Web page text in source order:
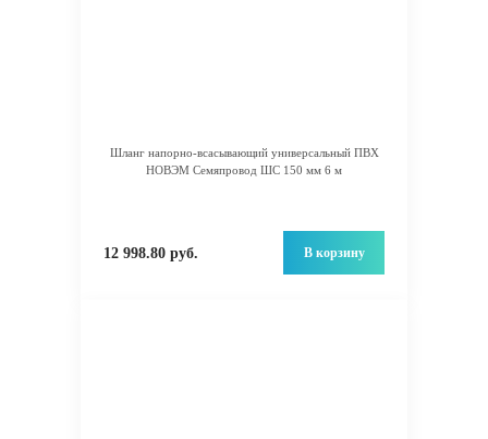
Шланг напорно-всасывающий универсальный ПВХ
НОВЭМ Семяпровод ШС 150 мм 6 м
12 998.80 руб. В корзину